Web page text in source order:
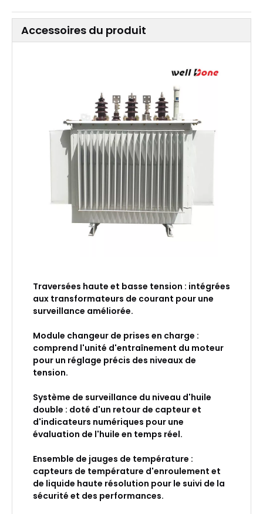
Accessoires du produit
Traversées haute et basse tension : intégrées
aux transformateurs de courant pour une
surveillance améliorée.
Module changeur de prises en charge :
comprend l'unité d'entraînement du moteur
pour un réglage précis des niveaux de
tension.
Système de surveillance du niveau d'huile
double : doté d'un retour de capteur et
d'indicateurs numériques pour une
évaluation de l'huile en temps réel.
Ensemble de jauges de température :
capteurs de température d'enroulement et
de liquide haute résolution pour le suivi de la
sécurité et des performances.